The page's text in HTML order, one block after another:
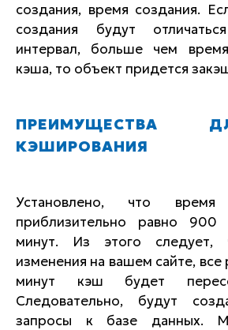
создания, время создания.
создания будут
интервал, больше чем
кэша, то объект придется
ПРЕИМУЩЕСТВА
КЭШИРОВАНИЯ
Установлено, что
приблизительно равно
минут. Из этого
изменения на вашем сайте,
минут кэш будет
Следовательно, будут
запросы к базе данных.